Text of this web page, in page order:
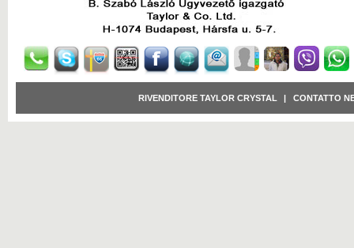
RIVENDITORE TAYLOR CRYSTAL CONTATTO